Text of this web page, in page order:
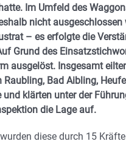
Im Umfeld des
nicht ausgeschlossen
– es erfolgte die
Grund des
ausgelöst. Insgesamt
Raubling, Bad Aibling,
und klärten unter der
die Lage auf.
diese durch 15